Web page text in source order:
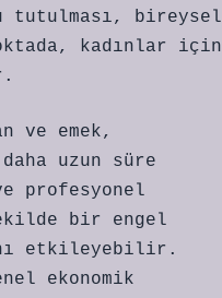
tutulması, bireysel
kadınlar için
ve emek,
uzun süre
profesyonel
bir engel
etkileyebilir.
ekonomik